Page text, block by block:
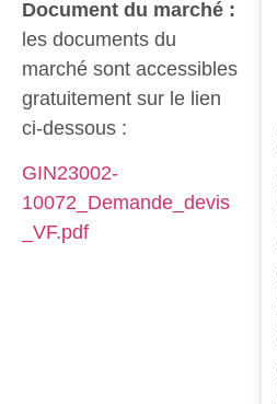
Document du marché :
les documents du
marché sont accessibles
gratuitement sur le lien
ci-dessous :
GIN23002-
10072_Demande_devis
_VF.pdf